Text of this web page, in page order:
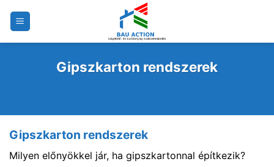
Gipszkarton rendszerek
Gipszkarton rendszerek
Milyen előnyökkel jár, ha gipszkartonnal építkezik?